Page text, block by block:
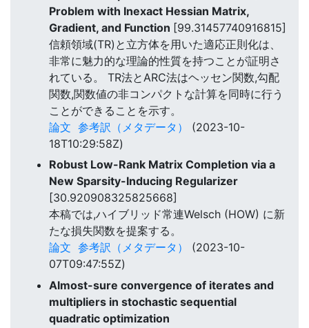
Problem with Inexact Hessian Matrix,
Gradient, and Function [99.31457740916815]
信頼領域(TR)と立方体を用いた適応正則化は、
非常に魅力的な理論的性質を持つことが証明さ
れている。 TR法とARC法はヘッセン関数,勾配
関数,関数値の非コンパクトな計算を同時に行う
ことができることを示す。
論文 参考訳（メタデータ）
(2023-10-
18T10:29:58Z)
Robust Low-Rank Matrix Completion via a
New Sparsity-Inducing Regularizer
[30.920908325825668]
本稿では,ハイブリッド常連Welsch (HOW) に新
たな損失関数を提案する。
論文 参考訳（メタデータ）
(2023-10-
07T09:47:55Z)
Almost-sure convergence of iterates and
multipliers in stochastic sequential
quadratic optimization